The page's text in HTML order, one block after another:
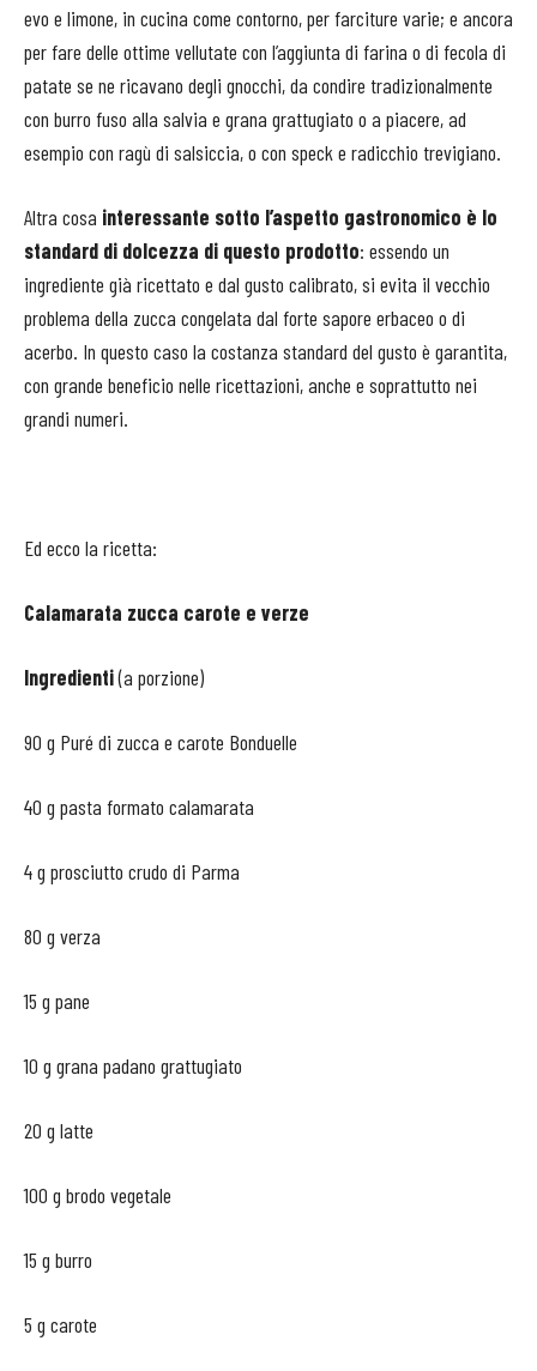
evo e limone, in cucina come contorno, per farciture varie; e ancora
per fare delle ottime vellutate con l’aggiunta di farina o di fecola di
patate se ne ricavano degli gnocchi, da condire tradizionalmente
con burro fuso alla salvia e grana grattugiato o a piacere, ad
esempio con ragù di salsiccia, o con speck e radicchio trevigiano.
Altra cosa interessante sotto l’aspetto gastronomico è lo
standard di dolcezza di questo prodotto: essendo un
ingrediente già ricettato e dal gusto calibrato, si evita il vecchio
problema della zucca congelata dal forte sapore erbaceo o di
acerbo. In questo caso la costanza standard del gusto è garantita,
con grande beneficio nelle ricettazioni, anche e soprattutto nei
grandi numeri.
Ed ecco la ricetta:
Calamarata zucca carote e verze
Ingredienti(a porzione)
90 g Puré di zucca e carote Bonduelle
40 g pasta formato calamarata
4 g prosciutto crudo di Parma
80 g verza
15 g pane
10 g grana padano grattugiato
20 g latte
100 g brodo vegetale
15 g burro
5 g carote